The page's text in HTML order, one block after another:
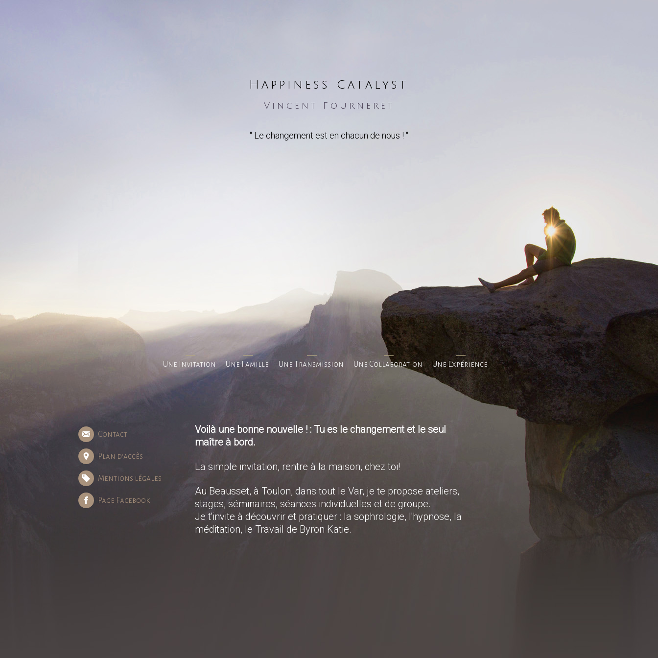
Une Invitation Une Famille Une Transmission Une Collaboration Une Expérience
Happiness Catalyst
Vincent Fourneret
" Le changement est en chacun de nous ! "
Contact
Plan d'accès
Mentions légales
Page Facebook
Voilà une bonne nouvelle ! : Tu es le changement et le seul
maître à bord.
La simple invitation, rentre à la maison, chez toi!
Au Beausset, à Toulon, dans tout le Var, je te propose ateliers,
stages, séminaires, séances individuelles et de groupe.
Je t'invite à découvrir et pratiquer : la sophrologie, l'hypnose, la
méditation, le Travail de Byron Katie.